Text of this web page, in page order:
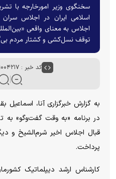
سخنگوی وزیر امورخارجه با
اسلامی ایران در اجلاس سران
اجلاس به معنای واقعی
توقف نسل‌كشی و كشتار مردم
کد خبر : ۱۰۰۴۲۱۷
به گزارش خبرگزاری آنا، اسماعیل
در برنامه «به وقت گفت‌و‌گو»
قبال اجلاس اخیر شرم‌الشیخ و
پرداخت.
کارشناس ارشد دیپلماتیک